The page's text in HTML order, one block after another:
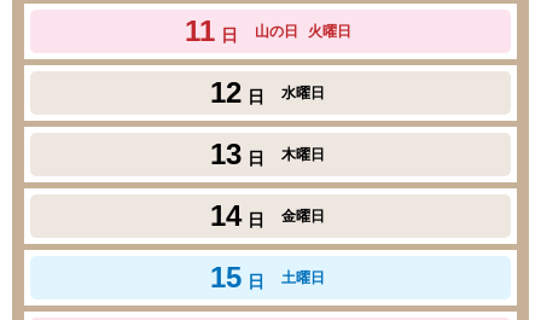
11 日 山の日 火曜日
12 日 水曜日
13 日 木曜日
14 日 金曜日
15 日 土曜日